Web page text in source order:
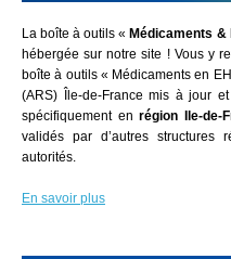
La boîte à outils « Médicaments &
hébergée sur notre site ! Vous y
boîte à outils « Médicaments en
(ARS) Île-de-France mis à jour et
spécifiquement enrégion Ile-de-
validés par d’autres structures
autorités.
En savoir plus